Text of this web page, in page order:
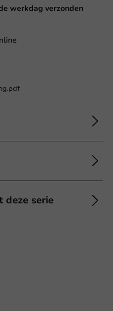
deze serie
werkdag verzonden